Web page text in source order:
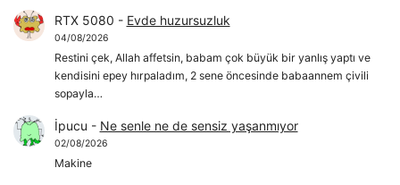
RTX 5080 - Evde huzursuzluk
04/08/2026
Restini çek, Allah affetsin, babam çok büyük bir yanlış yaptı ve
kendisini epey hırpaladım, 2 sene öncesinde babaannem çivili
sopayla…
İpucu - Ne senle ne de sensiz yaşanmıyor
02/08/2026
Makine